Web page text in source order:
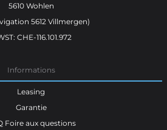
5610 Wohlen
5612 Villmergen)
CHE-116.101.972
Informations
Leasing
Garantie
Foire aux questions